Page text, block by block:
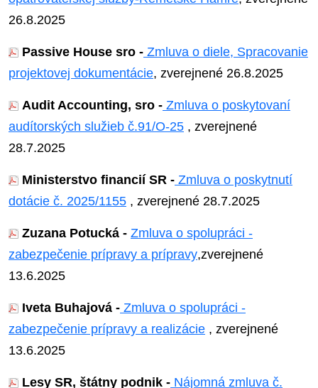
26.8.2025
Passive House sro - Zmluva o diele, Spracovanie
projektovej dokumentácie, zverejnené 26.8.2025
Audit Accounting, sro - Zmluva o poskytovaní
audítorských služieb č.91/O-25 , zverejnené
28.7.2025
Ministerstvo financií SR - Zmluva o poskytnutí
dotácie č. 2025/1155 , zverejnené 28.7.2025
Zuzana Potucká - Zmluva o spolupráci -
zabezpečenie prípravy a prípravy,zverejnené
13.6.2025
Iveta Buhajová - Zmluva o spolupráci -
zabezpečenie prípravy a realizácie , zverejnené
13.6.2025
Lesy SR, štátny podnik - Nájomná zmluva č.